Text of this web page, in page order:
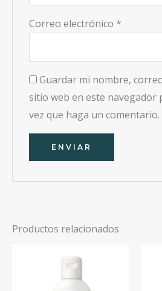
Correo electrónico *
Guardar mi nombre,
sitio web en este navegador
vez que haga un comentario.
Productos relacionados